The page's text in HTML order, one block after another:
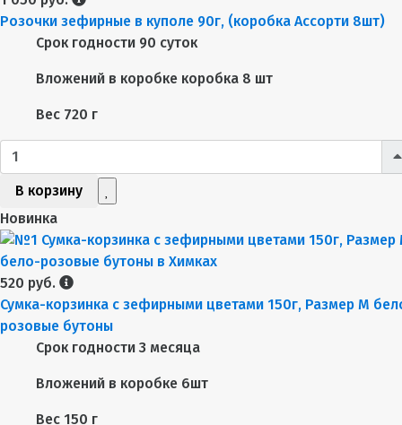
Розочки зефирные в куполе 90г, (коробка Ассорти 8шт)
Срок годности 90 суток
Вложений в коробке коробка 8 шт
Вес 720 г
В корзину
Новинка
520 руб.
Сумка-корзинка с зефирными цветами 150г, Размер М
розовые бутоны
Срок годности 3 месяца
Вложений в коробке 6шт
Вес 150 г